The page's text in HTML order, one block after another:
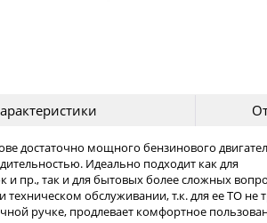
достаточно мощного бензинового
Идеально подходит как для
и пр., так и для бытовых более сложных
обслуживании, т.к. для ее ТО не
ручке, продлевает комфортное